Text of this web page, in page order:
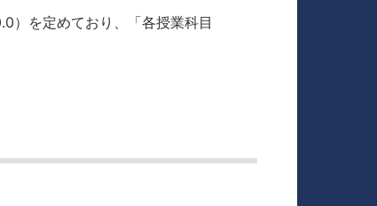
）を定めており、「各授業科目